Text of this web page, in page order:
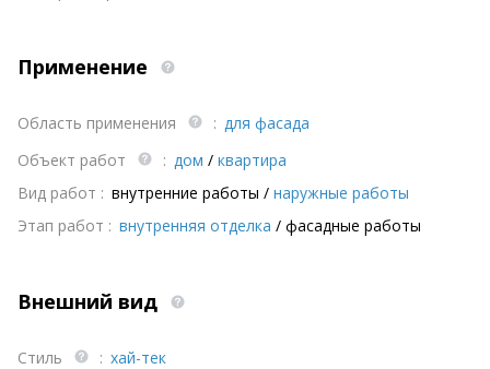
Применение
Область применения : для фасада
Объект работ
: дом / квартира
Вид работ : внутренние работы / наружные работы
Этап работ : внутренняя отделка / фасадные работы
Внешний вид
Стиль : хай-тек